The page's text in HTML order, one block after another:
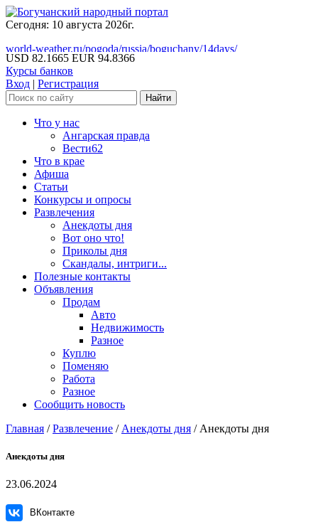
Сегодня: 10 августа 2026г.
world-weather.ru/pogoda/russia/boguchany/14days/
USD 82.1665 EUR 94.8366
Курсы банков
Вход | Регистрация
Что у нас
Ангарская правда
Вести62
Что в крае
Афиша
Статьи
Конкурсы и опросы
Развлечения
Анекдоты дня
Вот оно что!
Приколы дня
Скандалы, интриги...
Полезные контакты
Объявления
Продам
Авто
Недвижимость
Разное
Куплю
Поменяю
Работа
Разное
Сообщить новость
Главная /Развлечение / Анекдоты дня / Анекдоты дня
Анекдоты дня
23.06.2024
ВКонтакте